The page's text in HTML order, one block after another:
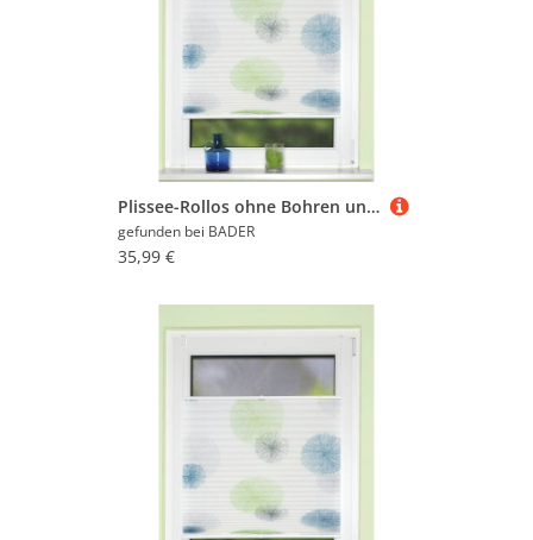
Zeitschriftenablagen (4.735)
Zimmer- & Kunstpflanzen
Zimmerbrunnen (2.215)
Zugluftstopper (27.172)
Plissee-Rollos ohne Bohren und Schrauben, Grün-Petrol, Größe 826 (H130xB40 cm)
gefunden bei BADER
35,99 €